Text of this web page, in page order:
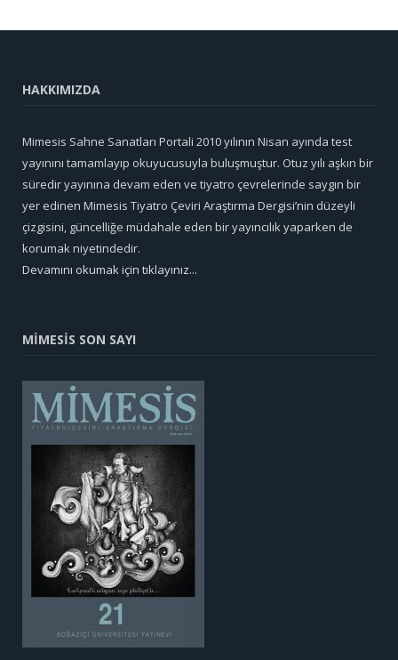
HAKKIMIZDA
Mimesis Sahne Sanatları Portali 2010 yılının Nisan ayında test
yayınını tamamlayıp okuyucusuyla buluşmuştur. Otuz yılı aşkın bir
süredir yayınına devam eden ve tiyatro çevrelerinde saygın bir
yer edinen Mimesis Tiyatro Çeviri Araştırma Dergisi’nin düzeyli
çizgisini, güncelliğe müdahale eden bir yayıncılık yaparken de
korumak niyetindedir.
Devamını okumak için tıklayınız...
MİMESİS SON SAYI